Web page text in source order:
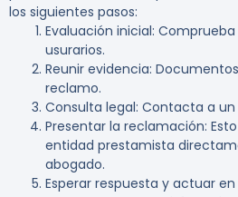
los siguientes pasos:
Evaluación inicial:
usurarios.
Reunir evidencia:
reclamo.
Consulta legal: Contacta a
Presentar la reclamación:
entidad prestamista
abogado.
Esperar respuesta y actuar